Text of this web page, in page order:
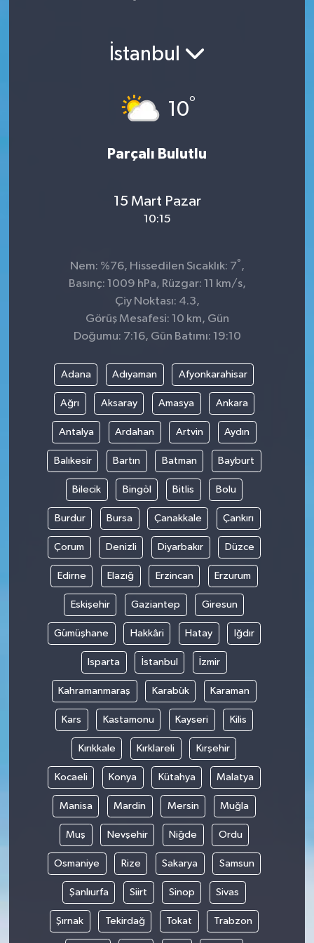
İstanbul
10°
Parçalı Bulutlu
15 Mart Pazar
10:15
Nem: %76, Hissedilen Sıcaklık: 7° ,
Basınç: 1009 hPa, Rüzgar: 11 km/s,
Çiy Noktası: 4.3,
Görüş Mesafesi: 10 km, Gün
Doğumu: 7:16, Gün Batımı: 19:10
Adana Adıyaman Afyonkarahisar
Ağrı Aksaray Amasya Ankara
Antalya Ardahan Artvin Aydın
Balıkesir Bartın Batman Bayburt
Bilecik Bingöl Bitlis Bolu
Burdur Bursa Çanakkale Çankırı
Çorum Denizli Diyarbakır Düzce
Edirne Elazığ Erzincan Erzurum
Eskişehir Gaziantep Giresun
Gümüşhane Hakkâri Hatay Iğdır
Isparta İstanbul İzmir
Kahramanmaraş Karabük Karaman
Kars Kastamonu Kayseri Kilis
Kırıkkale Kırklareli Kırşehir
Kocaeli Konya Kütahya Malatya
Manisa Mardin Mersin Muğla
Muş Nevşehir Niğde Ordu
Osmaniye Rize Sakarya Samsun
Şanlıurfa Siirt Sinop Sivas
Şırnak Tekirdağ Tokat Trabzon